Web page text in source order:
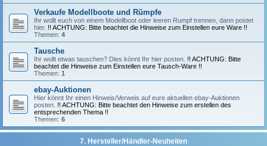
Verkaufe Modellboote und Rümpfe
Ihr wollt euch von einem Modellboot oder leeren Rumpf trennen, dann postet
hier. !! ACHTUNG: Bitte beachtet die Hinweise zum Einstellen eure Ware !!
Themen: 4
Tausche
Ihr wollt etwas tauschen? Dies könnt Ihr hier posten. !! ACHTUNG: Bitte
beachtet die Hinweise zum Einstellen eure Tausch-Ware !!
Themen: 1
ebay-Auktionen
Hier könnt Ihr einen Hinweis/Verweis auf eure aktuellen ebay-Auktionen
posten. !! ACHTUNG: Bitte beachtet den Hinweise zum erstellen des
entsprechenden Thema !!
Themen: 6
7. Hersteller/Händler-Neuheiten